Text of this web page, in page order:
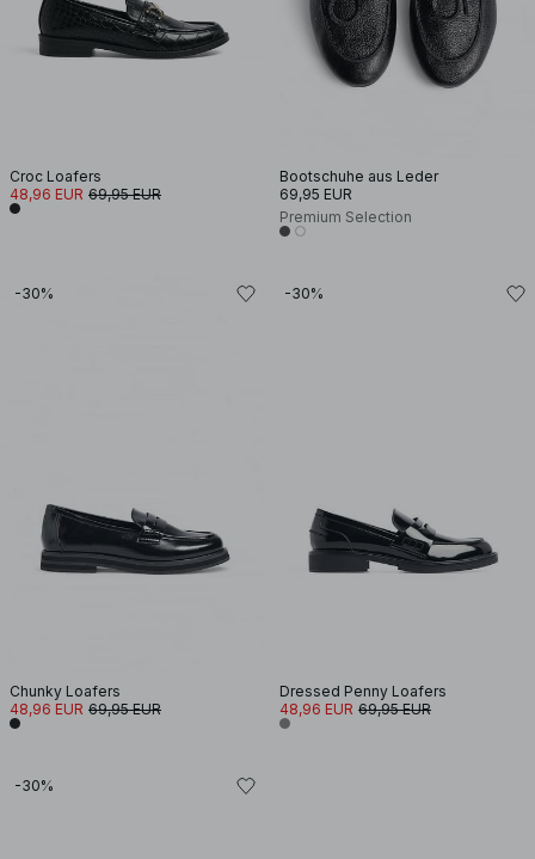
Croc Loafers
48,96 EUR 69,95 EUR
Bootschuhe aus Leder
69,95 EUR
Premium Selection
-30%
Chunky Loafers
48,96 EUR 69,95 EUR
-30%
Dressed Penny Loafers
48,96 EUR 69,95 EUR
-30%